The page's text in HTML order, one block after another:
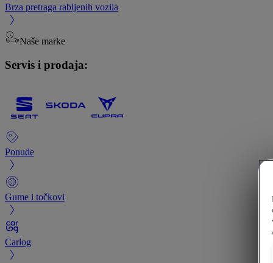
Brza pretraga rabljenih vozila
Naše marke
Servis i prodaja:
Ponude
Gume i točkovi
Carlog